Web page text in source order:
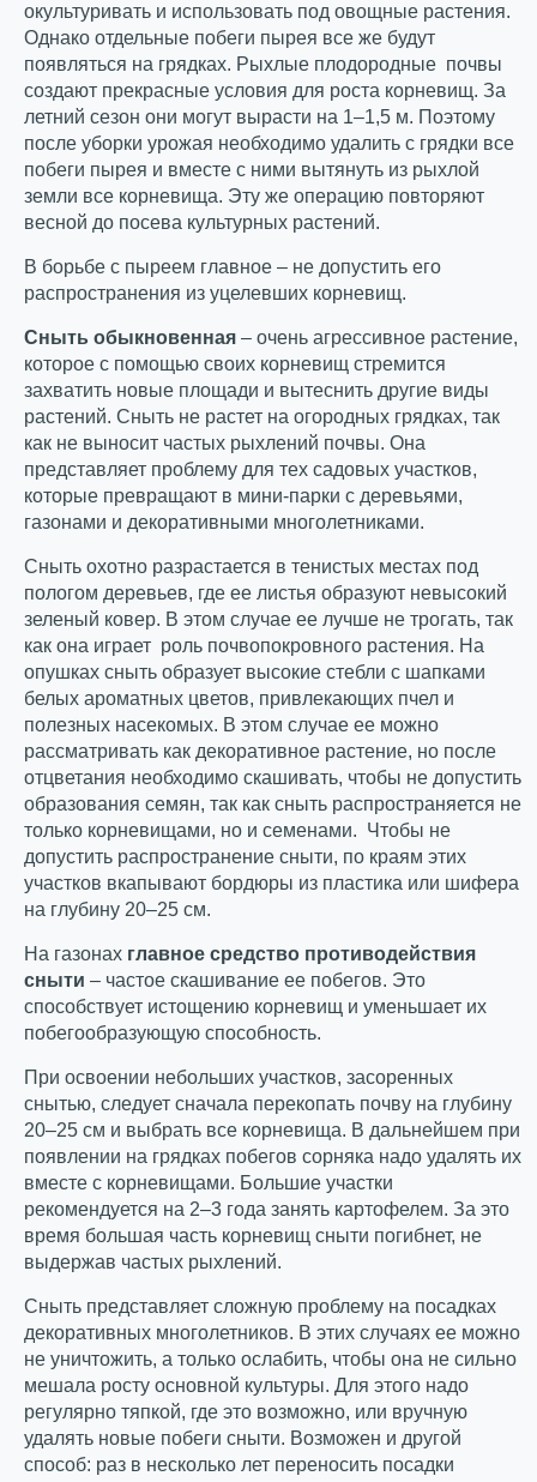
окультуривать и использовать под овощные растения.
Однако отдельные побеги пырея все же будут
появляться на грядках. Рыхлые плодородные почвы
создают прекрасные условия для роста корневищ. За
летний сезон они могут вырасти на 1–1,5 м. Поэтому
после уборки урожая необходимо удалить с грядки все
побеги пырея и вместе с ними вытянуть из рыхлой
земли все корневища. Эту же операцию повторяют
весной до посева культурных растений.
В борьбе с пыреем главное – не допустить его
распространения из уцелевших корневищ.
Сныть обыкновенная – очень агрессивное растение,
которое с помощью своих корневищ стремится
захватить новые площади и вытеснить другие виды
растений. Сныть не растет на огородных грядках, так
как не выносит частых рыхлений почвы. Она
представляет проблему для тех садовых участков,
которые превращают в мини-парки с деревьями,
газонами и декоративными многолетниками.
Сныть охотно разрастается в тенистых местах под
пологом деревьев, где ее листья образуют невысокий
зеленый ковер. В этом случае ее лучше не трогать, так
как она играет роль почвопокровного растения. На
опушках сныть образует высокие стебли с шапками
белых ароматных цветов, привлекающих пчел и
полезных насекомых. В этом случае ее можно
рассматривать как декоративное растение, но после
отцветания необходимо скашивать, чтобы не допустить
образования семян, так как сныть распространяется не
только корневищами, но и семенами. Чтобы не
допустить распространение сныти, по краям этих
участков вкапывают бордюры из пластика или шифера
на глубину 20–25 см.
На газонах главное средство противодействия
сныти – частое скашивание ее побегов. Это
способствует истощению корневищ и уменьшает их
побегообразующую способность.
При освоении небольших участков, засоренных
снытью, следует сначала перекопать почву на глубину
20–25 см и выбрать все корневища. В дальнейшем при
появлении на грядках побегов сорняка надо удалять их
вместе с корневищами. Большие участки
рекомендуется на 2–3 года занять картофелем. За это
время большая часть корневищ сныти погибнет, не
выдержав частых рыхлений.
Сныть представляет сложную проблему на посадках
декоративных многолетников. В этих случаях ее можно
не уничтожить, а только ослабить, чтобы она не сильно
мешала росту основной культуры. Для этого надо
регулярно тяпкой, где это возможно, или вручную
удалять новые побеги сныти. Возможен и другой
способ: раз в несколько лет переносить посадки